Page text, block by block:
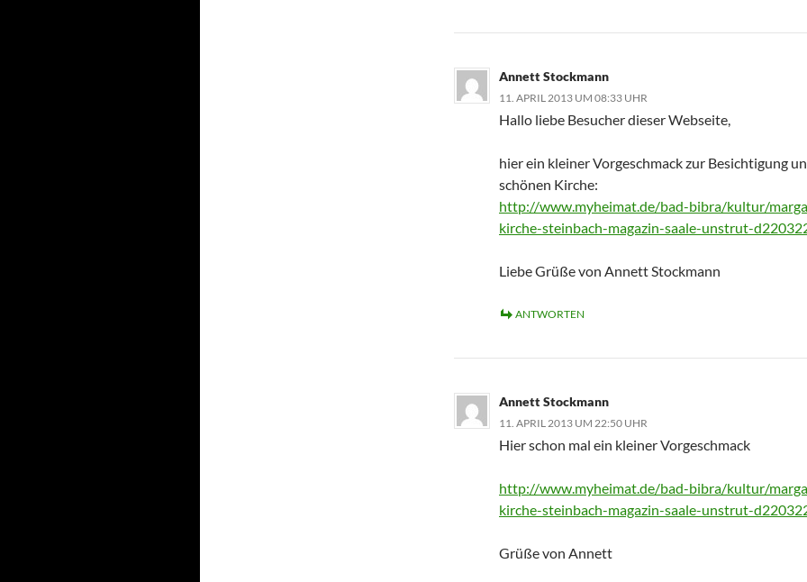
Annett Stockmann
11. APRIL 2013 UM 08:33 UHR
Hallo liebe Besucher dieser Webseite,
hier ein kleiner Vorgeschmack zur Besichtigung
schönen Kirche:
http://www.myheimat.de/bad-bibra/kultur/
kirche-steinbach-magazin-saale-unstrut-
Liebe Grüße von Annett Stockmann
ANTWORTEN
Annett Stockmann
11. APRIL 2013 UM 22:50 UHR
Hier schon mal ein kleiner Vorgeschmack
http://www.myheimat.de/bad-bibra/kultur/
kirche-steinbach-magazin-saale-unstrut-
Grüße von Annett